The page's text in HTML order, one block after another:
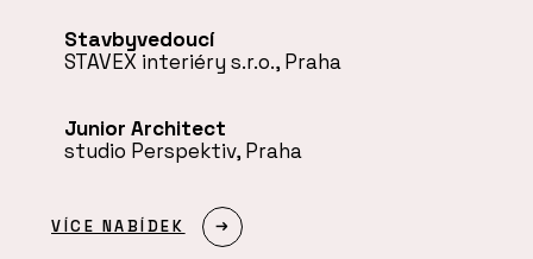
Stavbyvedoucí
STAVEX interiéry s.r.o., Praha
Junior Architect
studio Perspektiv, Praha
VÍCE NABÍDEK